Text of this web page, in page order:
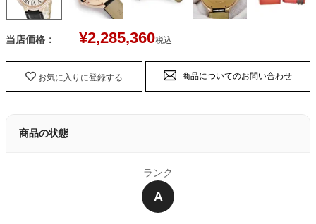
当店価格： ¥2,285,360税込
お気に入りに登録する 商品についてのお問い合わせ
商品の状態
ランク
A